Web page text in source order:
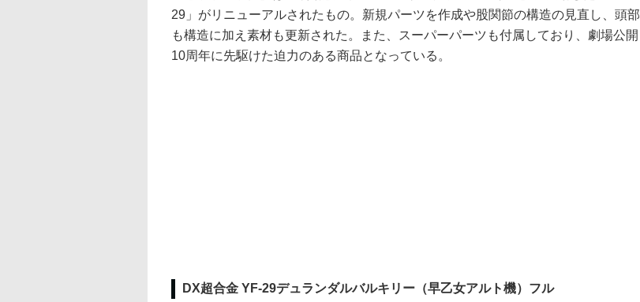
29」がリニューアルされたもの。新規パーツを作成や股関節の構造の見直し、頭部
も構造に加え素材も更新された。また、スーパーパーツも付属しており、劇場公開
10周年に先駆けた迫力のある商品となっている。
DX超合金 YF-29デュランダルバルキリー（早乙女アルト機）フル